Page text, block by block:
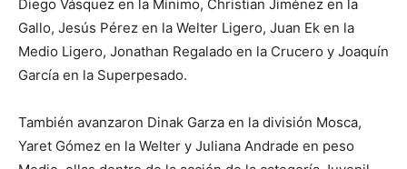
Diego Vásquez en la Mínimo, Christian Jiménez en la
Gallo, Jesús Pérez en la Welter Ligero, Juan Ek en la
Medio Ligero, Jonathan Regalado en la Crucero y Joaquín
García en la Superpesado.
También avanzaron Dinak Garza en la división Mosca,
Yaret Gómez en la Welter y Juliana Andrade en peso